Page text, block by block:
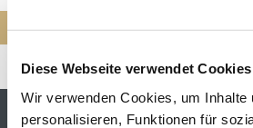
Diese Webseite verwendet Cookies
Wir verwenden Cookies, um Inhalte
personalisieren, Funktionen für
INDIVIDUELLE
AUF DIE